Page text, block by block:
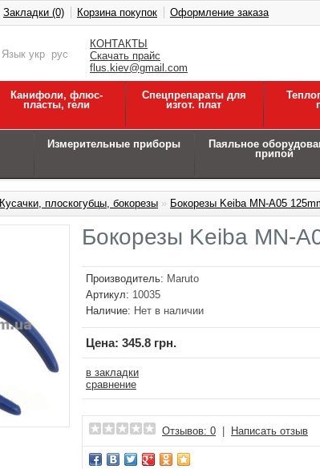
КОНТАКТЫ
Скачать прайс
flus.kiev@gmail.com
Язык укр рус
Закладки (0) Корзина покупок Оформление заказа
Канифоли, флюс-
пласты, гели
Спецпрепараты для
изгот. плат
Измерительные приборы
Паяльное
припой
Кусачки, плоскогубцы, бокорезы » Бокорезы Keiba MN-A05
Бокорезы Keiba MN-
Производитель: Maruto
Артикул: 10035
Наличие: Нет в наличии
Цена: 345.8 грн.
в закладки
сравнение
Отзывов: 0 Написать отзыв